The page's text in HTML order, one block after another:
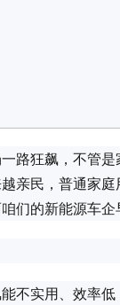
路狂飙，不管
亲民，普通家
们的新能源车企
不实用、效率